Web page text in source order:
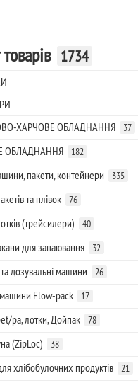
1734
ХАРЧОВЕ ОБЛАДНАННЯ
37
ОБЛАДНАННЯ 182
пакети, контейнери 335
та плівок 76
(трейсилери) 40
для запаювання 32
дозувальні машини 26
машини Flow-pack 17
pa, лотки, Дойпак 78
(ZipLoc) 38
хлібобулочних продуктів 21